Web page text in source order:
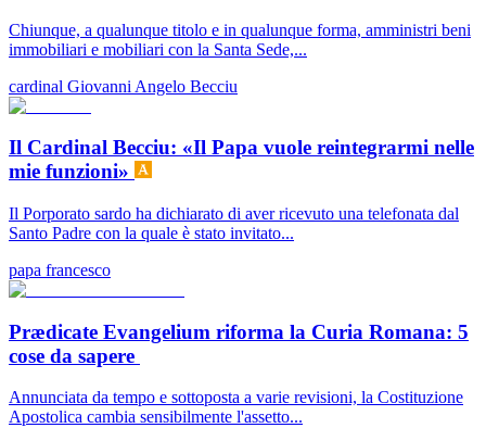
Chiunque, a qualunque titolo e in qualunque forma, amministri beni
immobiliari e mobiliari con la Santa Sede,...
cardinal Giovanni Angelo Becciu
Il Cardinal Becciu: «Il Papa vuole reintegrarmi nelle
mie funzioni»
Il Porporato sardo ha dichiarato di aver ricevuto una telefonata dal
Santo Padre con la quale è stato invitato...
papa francesco
Prædicate Evangelium riforma la Curia Romana: 5
cose da sapere
Annunciata da tempo e sottoposta a varie revisioni, la Costituzione
Apostolica cambia sensibilmente l'assetto...